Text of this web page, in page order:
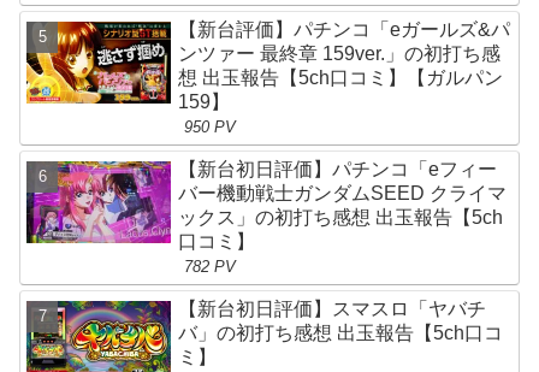
【新台評価】パチンコ「eガールズ&パ
ンツァー 最終章 159ver.」の初打ち感
想 出玉報告【5ch口コミ】【ガルパン
159】
950 PV
【新台初日評価】パチンコ「eフィー
バー機動戦士ガンダムSEED クライマ
ックス」の初打ち感想 出玉報告【5ch
口コミ】
782 PV
【新台初日評価】スマスロ「ヤバチ
バ」の初打ち感想 出玉報告【5ch口コ
ミ】